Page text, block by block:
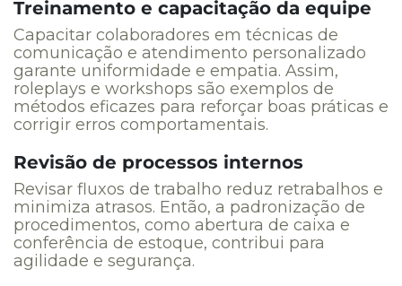
Treinamento e capacitação da equipe
Capacitar colaboradores em técnicas de
comunicação e atendimento personalizado
garante uniformidade e empatia. Assim,
roleplays e workshops são exemplos de
métodos eficazes para reforçar boas práticas e
corrigir erros comportamentais.
Revisão de processos internos
Revisar fluxos de trabalho reduz retrabalhos e
minimiza atrasos. Então, a padronização de
procedimentos, como abertura de caixa e
conferência de estoque, contribui para
agilidade e segurança.